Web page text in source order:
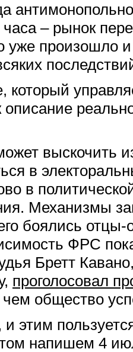
– рынок
уже произошло
описание
выскочить
в
в
Механизмы
боялись
ФРС
Бретт
проголосовал
общество
этим
напишем 4